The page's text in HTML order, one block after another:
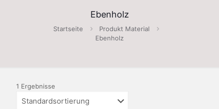
Ebenholz
Startseite
Produkt Material
Ebenholz
1 Ergebnisse